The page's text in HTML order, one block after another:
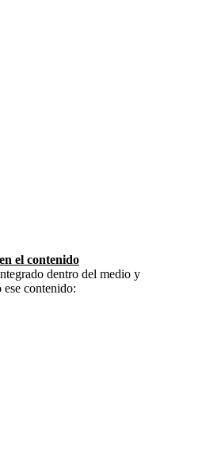
el contenido
dentro del medio y
contenido: